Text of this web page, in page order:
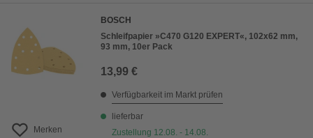
Merken
BOSCH
Schleifpapier »C470 G120 EXPERT«, 102x62 mm,
93 mm, 10er Pack
13,99 €
Verfügbarkeit im Markt prüfen
lieferbar
Zustellung 12.08. - 14.08.